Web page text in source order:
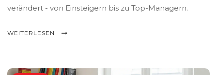
verändert - von Einsteigern bis zu Top-Managern.
WEITERLESEN